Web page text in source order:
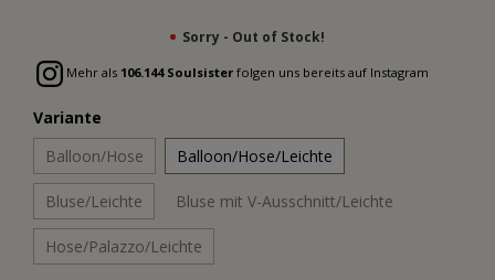
Sorry - Out of Stock!
Mehr als 106.144 Soulsisterfolgen uns bereits auf Instagram
Variante
Balloon/Hose
Balloon/Hose/Leichte
Bluse/Leichte Bluse mit V-Ausschnitt/Leichte
Hose/Palazzo/Leichte